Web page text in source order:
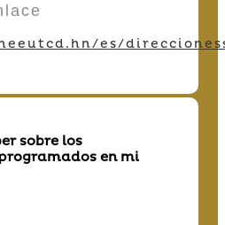
es/
sobre los
en mi